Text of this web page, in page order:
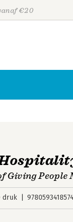
€20
Giving People
druk
Personen